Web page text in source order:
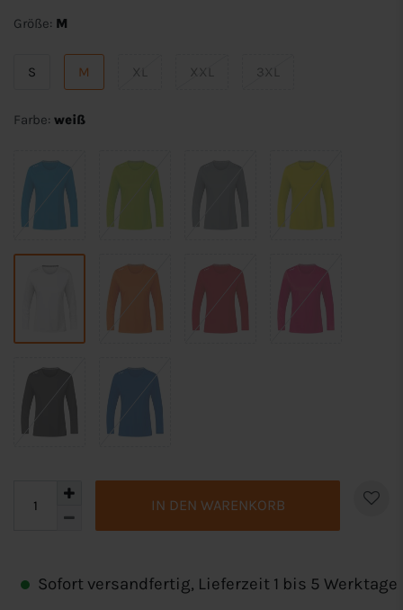
Größe: M
S M XL XXL 3XL
Farbe: weiß
IN DEN WARENKORB
Sofort versandfertig, Lieferzeit 1 bis 5 Werktage